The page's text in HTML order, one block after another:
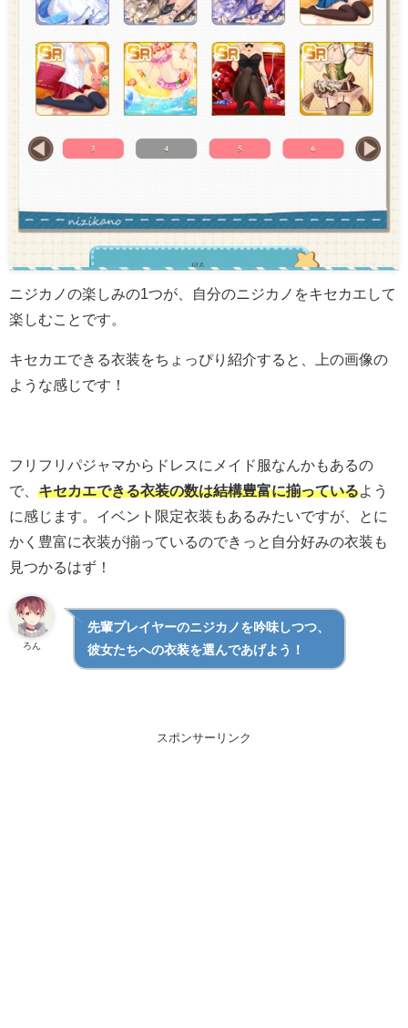
ニジカノの楽しみの1つが、自分のニジカノをキセカエして
楽しむことです。
キセカエできる衣装をちょっぴり紹介すると、上の画像の
ような感じです！
フリフリパジャマからドレスにメイド服なんかもあるの
で、 キセカエできる衣装の数は結構豊富に揃っている よう
に感じます。イベント限定衣装もあるみたいですが、とに
かく豊富に衣装が揃っているのできっと自分好みの衣装も
見つかるはず！
ろん
先輩プレイヤーのニジカノを吟味しつつ、
彼女たちへの衣装を選んであげよう！
スポンサーリンク